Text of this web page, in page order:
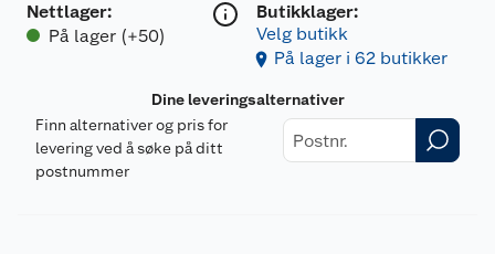
Nettlager:
På lager (+50)
Butikklager:
Velg butikk
På lager i 62 butikker
Dine leveringsalternativer
Finn alternativer og pris for
levering ved å søke på ditt
postnummer